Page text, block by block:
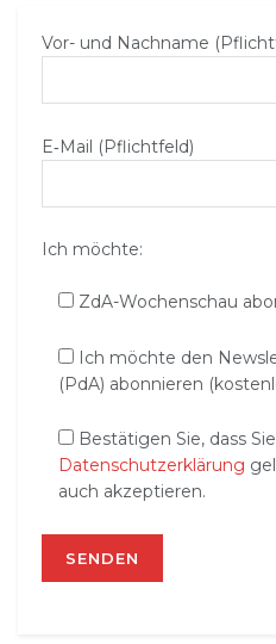
Vor- und Nachname
E‑Mail (Pflichtfeld)
Ich möchte:
ZdA-Wochenschau
Ich möchte den
(PdA) abonnieren
Bestätigen Sie, dass
Datenschutzerklärung
auch akzeptieren.